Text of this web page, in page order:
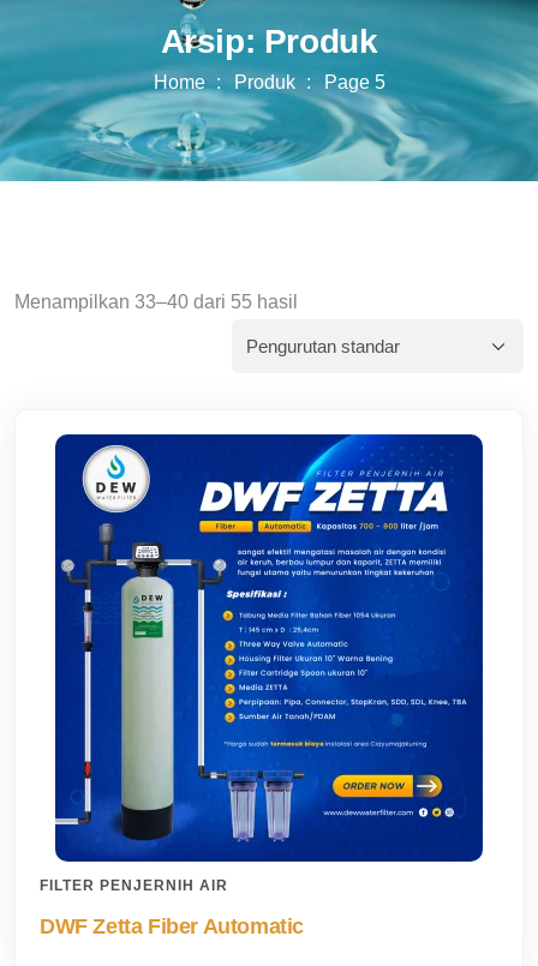
Arsip:Produk
Home Produk Page 5
Menampilkan 33–40 dari 55 hasil
FILTER PENJERNIH AIR
DWF Zetta Fiber Automatic